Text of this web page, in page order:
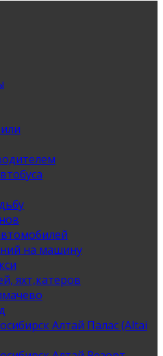
на машину
яхт,катеров
Алтай Палас (Altai